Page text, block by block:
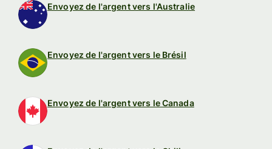
Envoyez de l'argent vers l'Australie
Envoyez de l'argent vers le Brésil
Envoyez de l'argent vers le Canada